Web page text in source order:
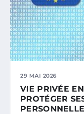
29 MAI 2026
VIE PRIVÉE
PROTÉGER